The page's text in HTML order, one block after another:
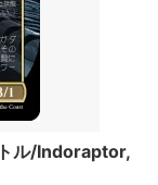
ル/Indoraptor,